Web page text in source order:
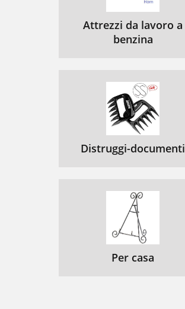
Attrezzi da lavoro a
benzina
Distruggi-documenti
Per casa